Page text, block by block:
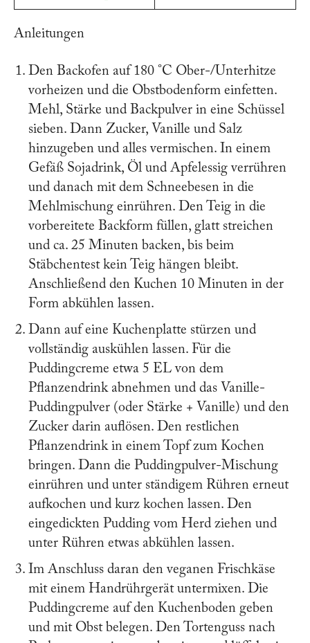
Anleitungen
Den Backofen auf 180 °C Ober-/Unterhitze
vorheizen und die Obstbodenform einfetten.
Mehl, Stärke und Backpulver in eine Schüssel
sieben. Dann Zucker, Vanille und Salz
hinzugeben und alles vermischen. In einem
Gefäß Sojadrink, Öl und Apfelessig verrühren
und danach mit dem Schneebesen in die
Mehlmischung einrühren. Den Teig in die
vorbereitete Backform füllen, glatt streichen
und ca. 25 Minuten backen, bis beim
Stäbchentest kein Teig hängen bleibt.
Anschließend den Kuchen 10 Minuten in der
Form abkühlen lassen.
Dann auf eine Kuchenplatte stürzen und
vollständig auskühlen lassen. Für die
Puddingcreme etwa 5 EL von dem
Pflanzendrink abnehmen und das Vanille-
Puddingpulver (oder Stärke + Vanille) und den
Zucker darin auflösen. Den restlichen
Pflanzendrink in einem Topf zum Kochen
bringen. Dann die Puddingpulver-Mischung
einrühren und unter ständigem Rühren erneut
aufkochen und kurz kochen lassen. Den
eingedickten Pudding vom Herd ziehen und
unter Rühren etwas abkühlen lassen.
Im Anschluss daran den veganen Frischkäse
mit einem Handrührgerät untermixen. Die
Puddingcreme auf den Kuchenboden geben
und mit Obst belegen. Den Tortenguss nach